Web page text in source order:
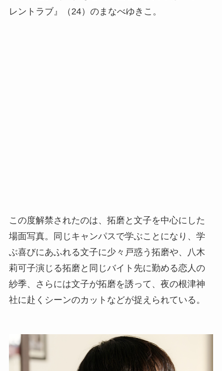
レントラブ』（24）のまなべゆきこ。
この度解禁されたのは、拓磨と文子を中心にした
場面写真。同じキャンパスで学ぶことになり、学
ぶ喜びにあふれる文子に少々戸惑う拓磨や、八木
莉可子演じる拓磨と同じバイト先に勤める恋人の
紗季、さらには文子が拓磨を誘って、夜の根津神
社に赴くシーンのカットなどが捉えられている。